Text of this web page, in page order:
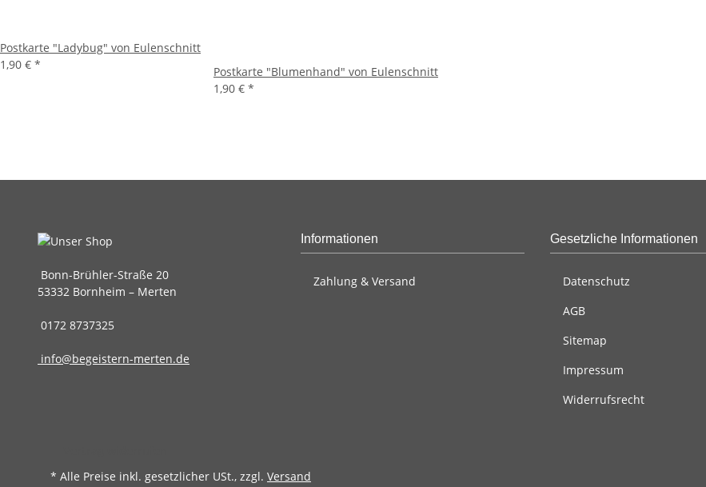
Postkarte "Ladybug" von Eulenschnitt
1,90 € *
Postkarte "Blumenhand" von Eulenschnitt
1,90 € *
Bonn-Brühler-Straße 20
53332 Bornheim – Merten
0172 8737325
info@begeistern-merten.de
Informationen
Zahlung & Versand
Gesetzliche Informationen
Datenschutz
AGB
Sitemap
Impressum
Widerrufsrecht
* Alle Preise inkl. gesetzlicher USt., zzgl. Versand